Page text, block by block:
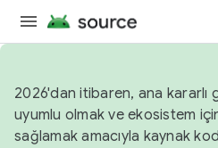
2026'dan itibaren, ana kararlı
uyumlu olmak ve ekosistem
sağlamak amacıyla kaynak